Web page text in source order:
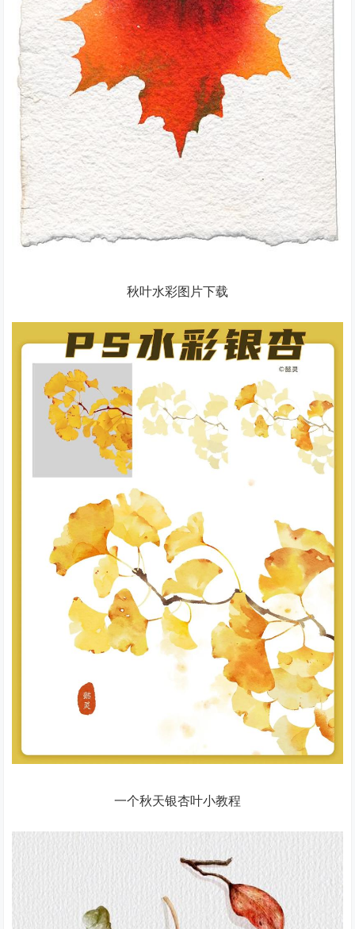
秋叶水彩图片下载
一个秋天银杏叶小教程